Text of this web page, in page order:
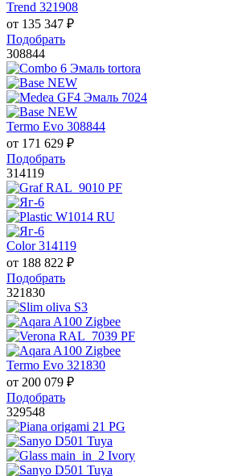
Trend 321908
от 135 347 ₽
Подобрать
308844
Termo Evo 308844
от 171 629 ₽
Подобрать
314119
Color 314119
от 188 822 ₽
Подобрать
321830
Termo Evo 321830
от 200 079 ₽
Подобрать
329548